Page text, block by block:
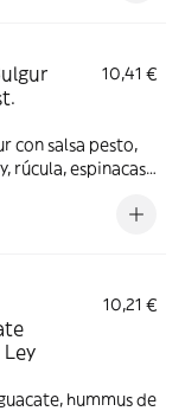
10,41 €
con salsa pesto,
rúcula, espinacas
Ley
10,21 €
hummus de